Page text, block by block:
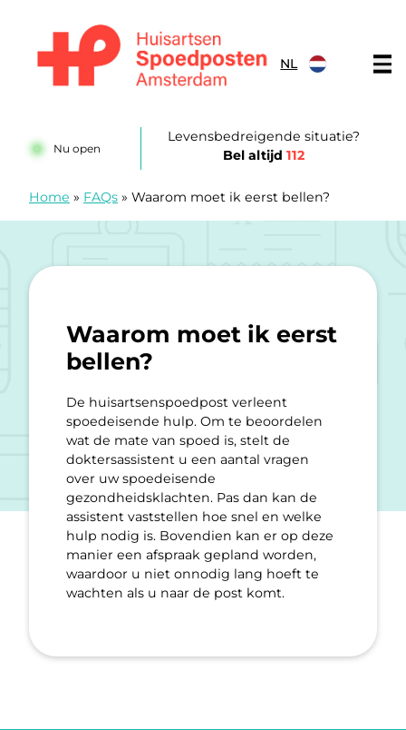
NL
Nu open
Levensbedreigende situatie?
Bel altijd112
Home » FAQs » Waarom moet ik eerst bellen?
Waarom moet ik eerst
bellen?
De huisartsenspoedpost verleent
spoedeisende hulp. Om te beoordelen
wat de mate van spoed is, stelt de
doktersassistent u een aantal vragen
over uw spoedeisende
gezondheidsklachten. Pas dan kan de
assistent vaststellen hoe snel en welke
hulp nodig is. Bovendien kan er op deze
manier een afspraak gepland worden,
waardoor u niet onnodig lang hoeft te
wachten als u naar de post komt.